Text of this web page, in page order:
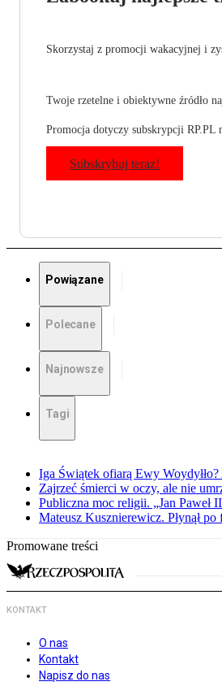
Skorzystaj z promocji wakacyjnej i
Twoje rzetelne i obiektywne źródło
Promocja dotyczy subskrypcji RP.PL
Subskrybuj teraz!
Powiązane
Polecane
Najnowsze
Tagi
Iga Świątek ofiarą Ewy
Zajrzeć śmierci w oczy, ale nie
Publiczna moc religii. „Jan Paweł
Mateusz Kusznierewicz. Płynął po
Promowane treści
KONTAKT
O nas
Kontakt
Napisz do nas